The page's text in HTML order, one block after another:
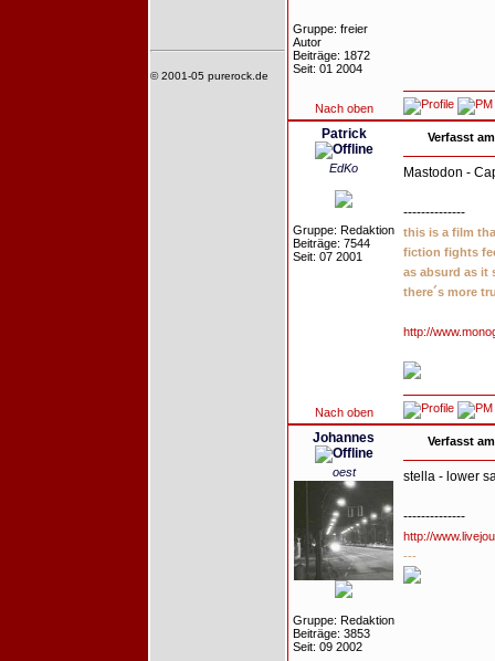
© 2001-05 purerock.de
Gruppe: freier
Autor
Beiträge: 1872
Seit: 01 2004
Nach oben
Patrick
EdKo
Gruppe: Redaktion
Beiträge: 7544
Seit: 07 2001
Verfasst
Mastodon -
--------------
this is a film
fiction fights
as absurd as it
there´s more
http://
Nach oben
Johannes
oest
Gruppe: Redaktion
Beiträge: 3853
Seit: 09 2002
Verfasst
stella - lower
--------------
http://
---